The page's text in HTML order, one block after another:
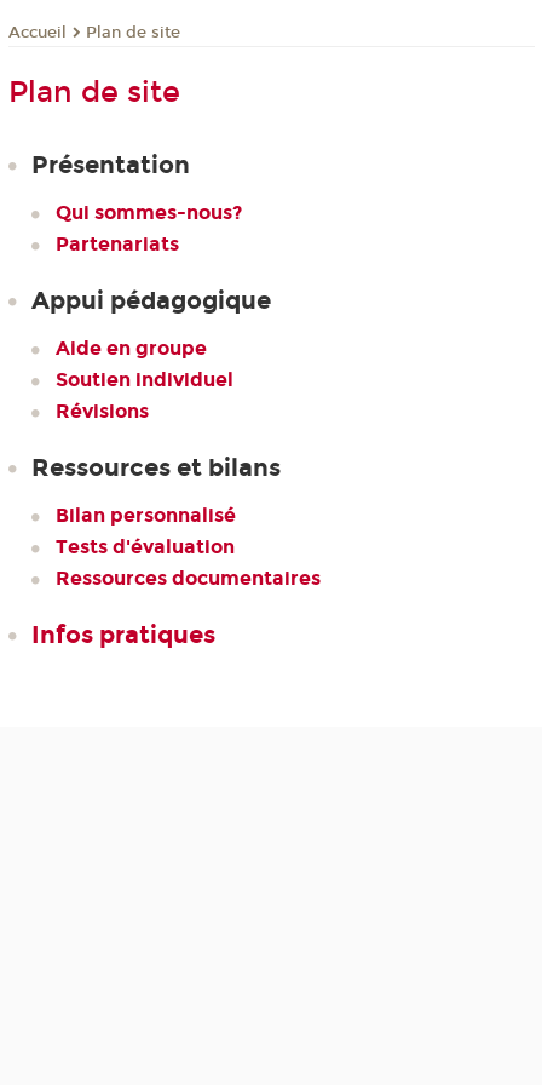
Accueil Plan de site
Plan de site
Présentation
Qui sommes-nous?
Partenariats
Appui pédagogique
Aide en groupe
Soutien individuel
Révisions
Ressources et bilans
Bilan personnalisé
Tests d'évaluation
Ressources documentaires
Infos pratiques